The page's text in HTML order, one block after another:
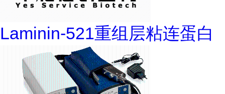
Laminin-521重组层粘连蛋白